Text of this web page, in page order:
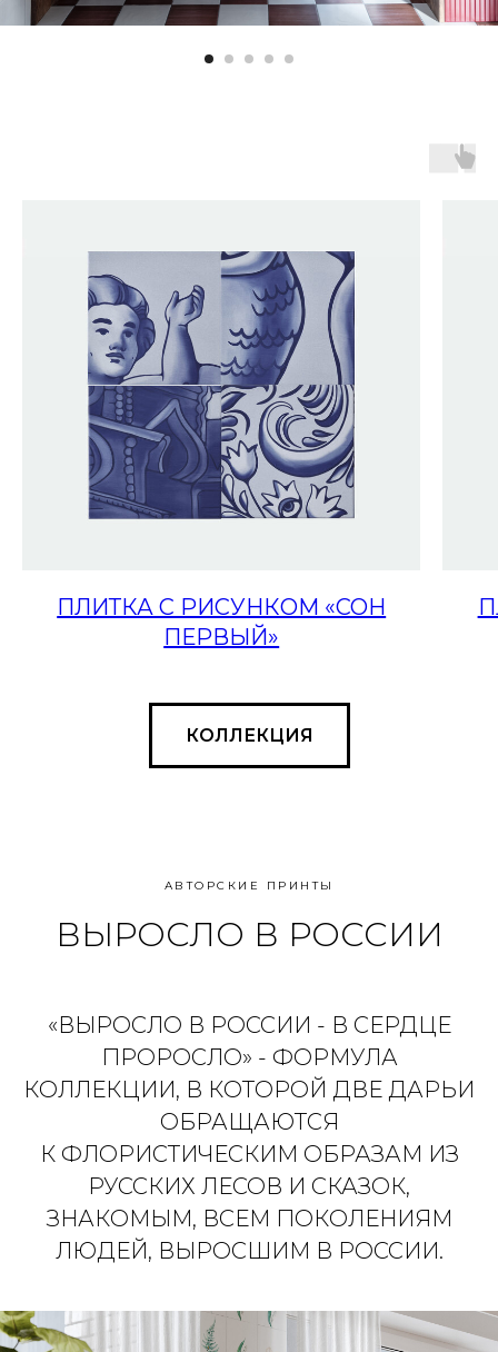
ПЛИТКА С РИСУНКОМ «СОН
ПЕРВЫЙ»
КОЛЛЕКЦИЯ
АВТОРСКИЕ ПРИНТЫ
ВЫРОСЛО В РОССИИ
«ВЫРОСЛО В РОССИИ - В СЕРДЦЕ
ПРОРОСЛО» - ФОРМУЛА
КОЛЛЕКЦИИ, В КОТОРОЙ ДВЕ ДАРЬИ
ОБРАЩАЮТСЯ
К ФЛОРИСТИЧЕСКИМ ОБРАЗАМ ИЗ
РУССКИХ ЛЕСОВ И СКАЗОК,
ЗНАКОМЫМ, ВСЕМ ПОКОЛЕНИЯМ
ЛЮДЕЙ, ВЫРОСШИМ В РОССИИ.